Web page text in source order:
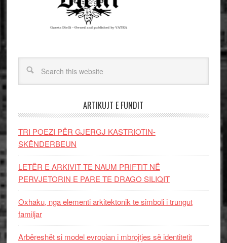
ARTIKUJT E FUNDIT
TRI POEZI PËR GJERGJ KASTRIOTIN-
SKËNDERBEUN
LETËR E ARKIVIT TE NAUM PRIFTIT NË
PERVJETORIN E PARE TE DRAGO SILIQIT
Oxhaku, nga elementi arkitektonik te simboli i trungut
familjar
Arbëreshët si model evropian i mbrojtjes së identitetit